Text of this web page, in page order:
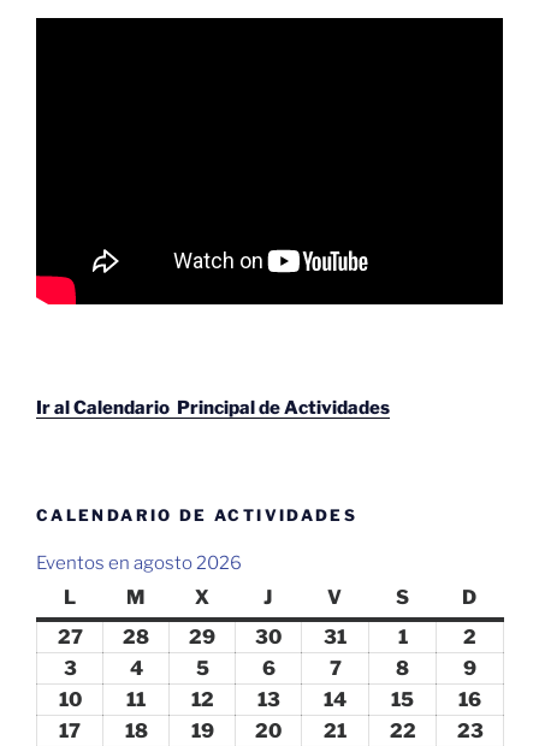
Ir al Calendario Principal de Actividades
CALENDARIO DE ACTIVIDADES
Eventos en agosto 2026
Llunes M martes
Xmiércoles
J juevesV viernes
Ssábado
D
2727
2026
28
2026
29
2026
30
2026
31
2026
11
agosto,
2026
2
2026
33
agosto,
2026
44
agosto,
2026
55
agosto,
2026
66
agosto,
2026
77
agosto,
2026
8
agosto,
2026
9
2026
1010
agosto,
11
agosto,
12
agosto,
1313
agosto,
14
agosto,
15
agosto,
16
17 1818
1919
20 21 22 2323